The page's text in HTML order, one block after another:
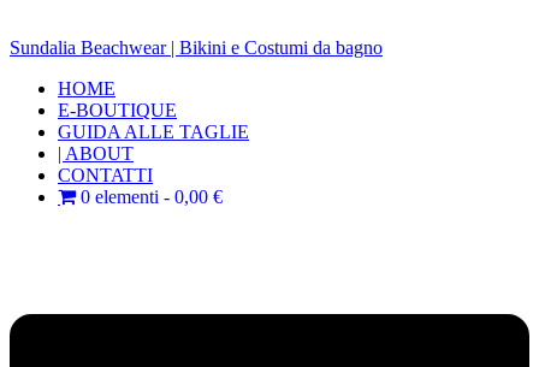
Sundalia Beachwear | Bikini e Costumi da bagno
HOME
E-BOUTIQUE
GUIDA ALLE TAGLIE
| ABOUT
CONTATTI
0 elementi
0,00 €